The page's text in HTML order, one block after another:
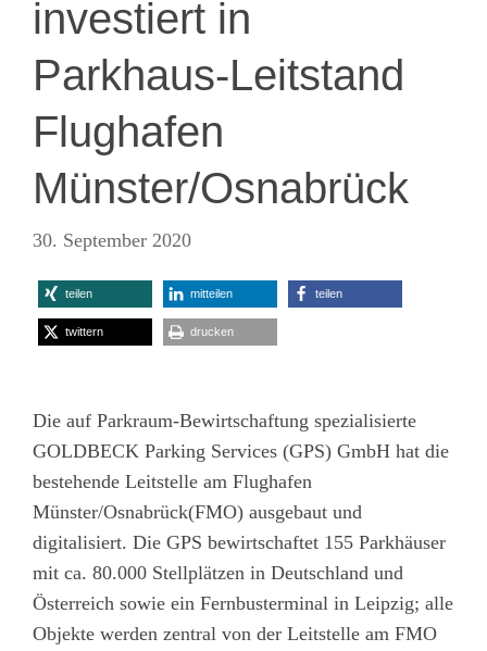
investiert in
Parkhaus-Leitstand
Flughafen
Münster/Osnabrück
30. September 2020
teilen mitteilen teilen
twittern drucken
Die auf Parkraum-Bewirtschaftung spezialisierte
GOLDBECK Parking Services (GPS) GmbH hat die
bestehende Leitstelle am Flughafen
Münster/Osnabrück(FMO) ausgebaut und
digitalisiert. Die GPS bewirtschaftet 155 Parkhäuser
mit ca. 80.000 Stellplätzen in Deutschland und
Österreich sowie ein Fernbusterminal in Leipzig; alle
Objekte werden zentral von der Leitstelle am FMO